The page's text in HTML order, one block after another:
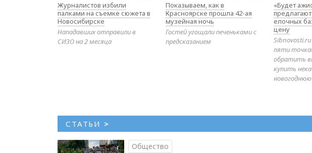
Журналистов избили
палками на съемке сюжета в
Новосибирске
Нападавших отправили в
СИЗО на 2 месяца
Показываем, как в
Красноярске прошла 42-ая
музейная ночь
Гостей угощали печеньками с
предсказанием
«Будет
елочных
цену
пяти
обратить
купить
новогоднюю
СТАТЬИ >
Общество